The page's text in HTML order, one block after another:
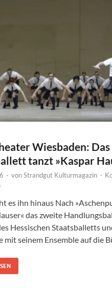
Wiesbaden: Das
tanzt »Kaspar
- vonStrandgut Kulturmagazin -
es ihn hinaus Nach
das zweite
Hessischen Staatsballetts
mit seinem Ensemble auf die